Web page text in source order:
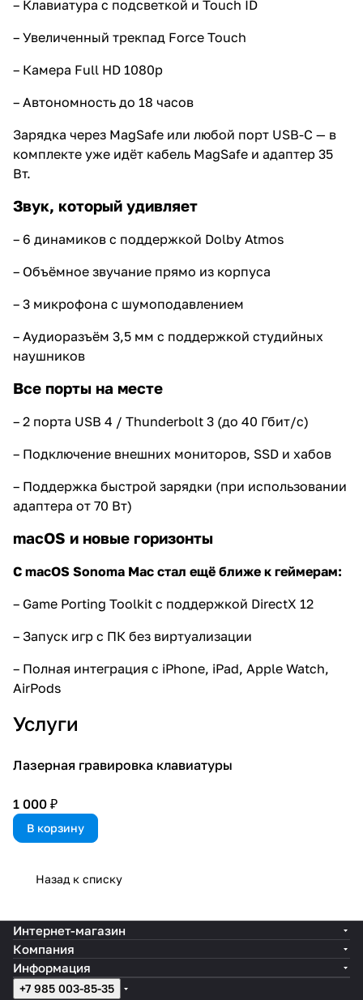
– Клавиатура с подсветкой и Touch ID
– Увеличенный трекпад Force Touch
– Камера Full HD 1080p
– Автономность до 18 часов
Зарядка через MagSafe или любой порт USB-C — в
комплекте уже идёт кабель MagSafe и адаптер 35
Вт.
Звук, который удивляет
– 6 динамиков с поддержкой Dolby Atmos
– Объёмное звучание прямо из корпуса
– 3 микрофона с шумоподавлением
– Аудиоразъём 3,5 мм с поддержкой студийных
наушников
Все порты на месте
– 2 порта USB 4 / Thunderbolt 3 (до 40 Гбит/с)
– Подключение внешних мониторов, SSD и хабов
– Поддержка быстрой зарядки (при использовании
адаптера от 70 Вт)
macOS и новые горизонты
С macOS Sonoma Mac стал ещё ближе к геймерам:
– Game Porting Toolkit с поддержкой DirectX 12
– Запуск игр с ПК без виртуализации
– Полная интеграция с iPhone, iPad, Apple Watch,
AirPods
Услуги
Лазерная гравировка клавиатуры
1 000 ₽
В корзину
Назад к списку
Интернет-магазин
Компания
Информация
+7 985 003-85-35